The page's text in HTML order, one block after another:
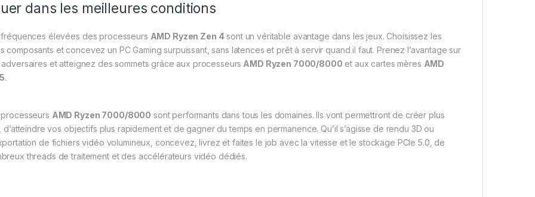
dans les meilleures conditions
fréquences élevées des processeurs AMD Ryzen Zen 4sont un véritable avantage dans les jeux. Choisissez les
composants et concevez un PC Gaming surpuissant, sans latences et prêt à servir quand il faut. Prenez l’avantage sur
et atteignez des sommets grâce aux processeurs AMD Ryzen 7000/8000 et aux cartes mères AMD
.
AMD Ryzen 7000/8000 sont performants dans tous les domaines. Ils vont permettront de créer plus
d’atteindre vos objectifs plus rapidement et de gagner du temps en permanence. Qu’il s’agisse de rendu 3D ou
de fichiers vidéo volumineux, concevez, livrez et faites le job avec la vitesse et le stockage PCIe 5.0, de
threads de traitement et des accélérateurs vidéo dédiés.